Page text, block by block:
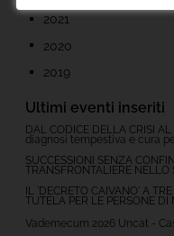
2021
2020
2019
Ultimi eventi inseriti
DAL CODICE DELLA CRISI
diagnosi tempestiva e cura
SUCCESSIONI SENZA
TRANSFRONTALIERE NELLO
IL 'DECRETO CAIVANO' A
TUTELA PER LE PERSONE DI
Vademecum 2026 Uncat -